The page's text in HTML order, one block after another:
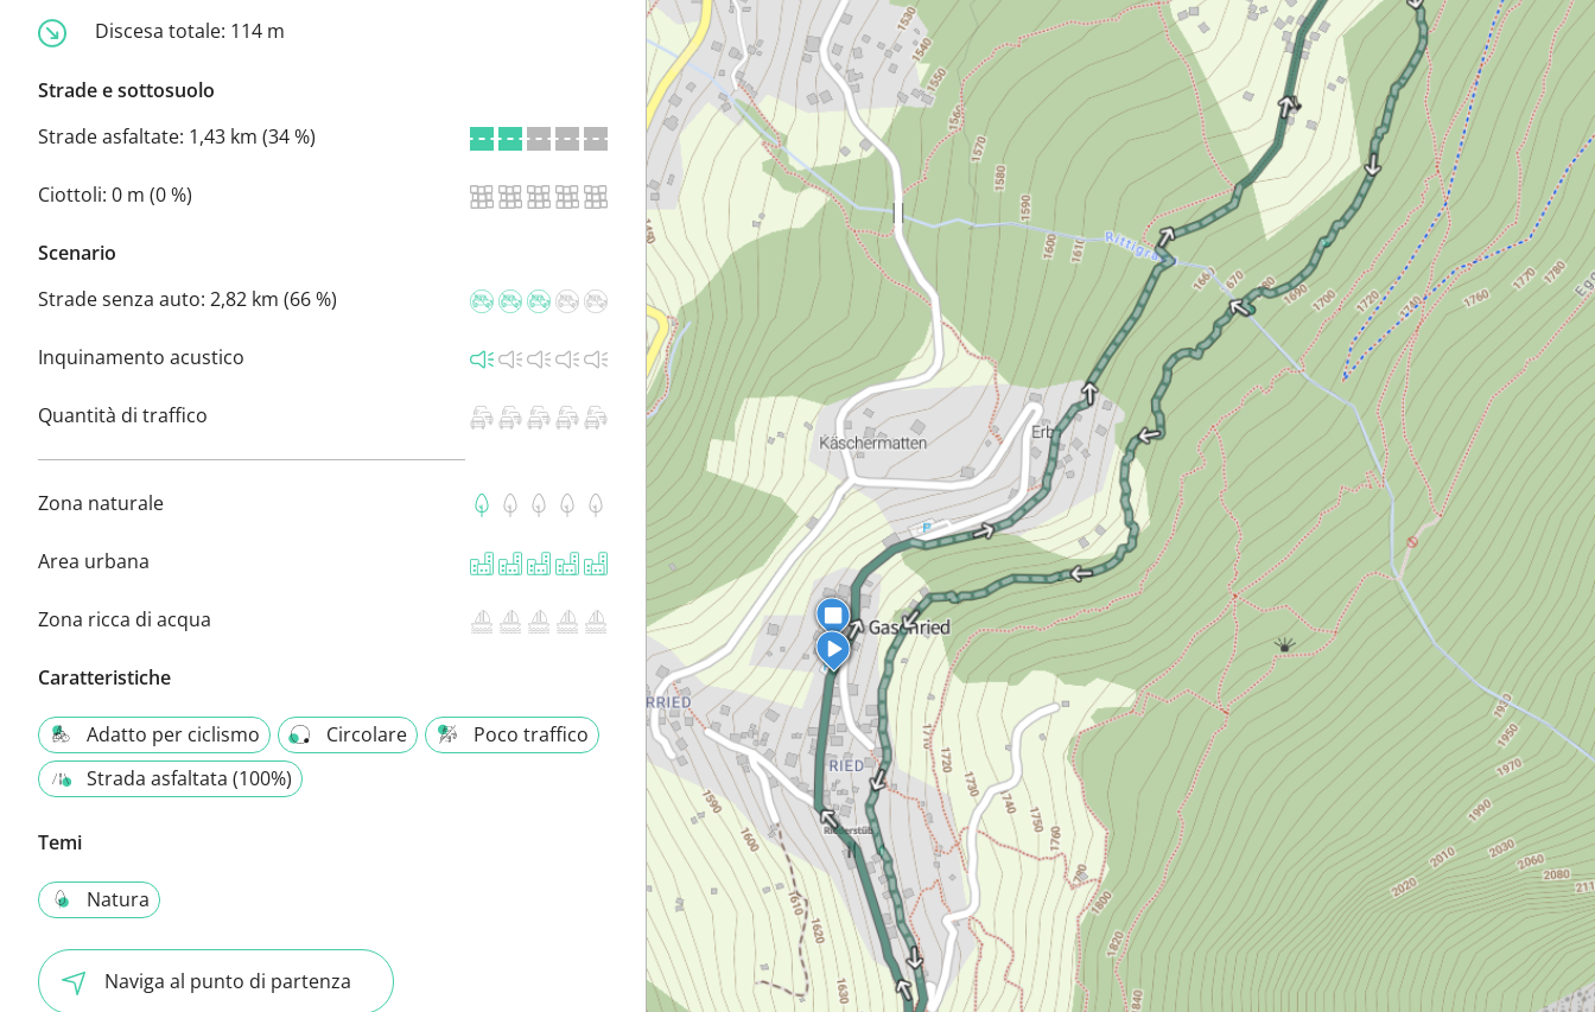
Discesa totale: 114 m
Strade e sottosuolo
Strade asfaltate: 1,43 km (34 %)
Ciottoli: 0 m (0 %)
Scenario
Strade senza auto: 2,82 km (66 %)
Inquinamento acustico
Quantità di traffico
Zona naturale
Area urbana
Zona ricca di acqua
Caratteristiche
Adatto per ciclismo Circolare
Poco traffico
Strada asfaltata (100%)
Temi
Natura
Naviga al punto di partenza